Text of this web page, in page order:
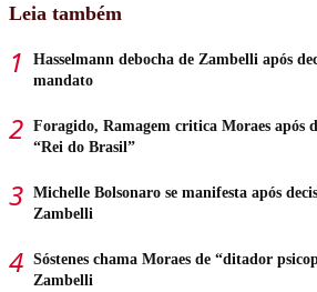
Leia também
Hasselmann debocha de Zambelli após
mandato
Foragido, Ramagem critica Moraes após
“Rei do Brasil”
Michelle Bolsonaro se manifesta após
Zambelli
Sóstenes chama Moraes de “ditador
Zambelli